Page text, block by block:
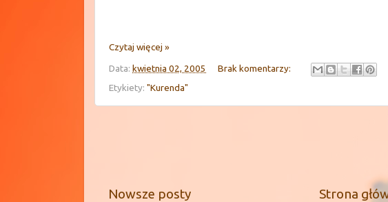
Czytaj więcej »
Data: kwietnia 02, 2005
Brak komentarzy:
Etykiety: "Kurenda"
Nowsze posty Strona